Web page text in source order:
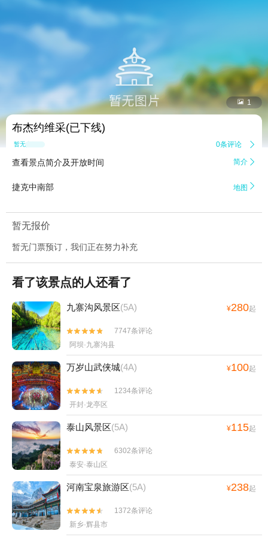
 1
布杰约维采(已下线)
暂无点评 0条评论 
查看景点简介及开放时间 简介 
捷克中南部 地图 
暂无报价
暂无门票预订，我们正在努力补充
看了该景点的人还看了
九寨沟风景区(5A) ¥280起


7747条评论
阿坝·九寨沟县
万岁山武侠城(4A) ¥100起


1234条评论
开封·龙亭区
泰山风景区(5A) ¥115起


6302条评论
泰安·泰山区
河南宝泉旅游区(5A) ¥238起


1372条评论
新乡·辉县市